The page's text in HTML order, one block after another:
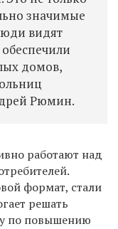
значимые
видят
домов,
Рюмин.
работают над
формат, стали
решать
по повышению